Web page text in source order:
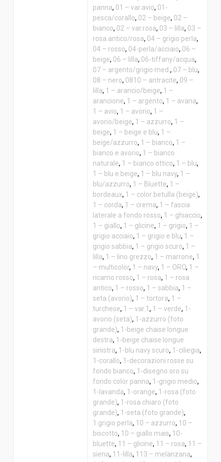
panna, 01 – var.avio, 01-
pesca/corallo, 02 – beige, 02 –
bianco, 02 – var.rosa, 03 – lilla, 03 –
rosa antico/rosa, 04 – grigio perla,
04 – rosso, 04-perla/acciaio, 06 –
beige, 06 – lilla, 06-tiffany/acqua,
07 – argento/grigio med. , 07 – blu,
08 – nero, 0810 – antracite, 09 –
lilla, 1 – arancio/beige, 1 –
arancione, 1 – argento, 1 – avana,
1 – avio, 1 – avorio, 1 –
avorio/beige, 1 – azzurro, 1 –
beige, 1 – beige e blu, 1 –
beige/azzurro, 1 – bianco, 1 –
bianco e avorio, 1 – bianco
naturale, 1 – bianco ottico, 1 – blu,
1 – blu e beige, 1 – blu navy, 1 –
blu/azzurro, 1 – Bluette, 1 –
bordeaux, 1 – color betulla (beige),
1 – corda, 1 – crema, 1 – fascia
laterale a fondo rosso, 1 – ghiaccio,
1 – giallo, 1 – glicine, 1 – grigio, 1 –
grigio acciaio, 1 – grigio e blu, 1 –
grigio sabbia, 1 – grigio scuro, 1 –
lilla, 1 – lino grezzo, 1 – marrone, 1
– multicolor, 1 – navy, 1 – ORO, 1 –
ricamo rosso, 1 – rosa, 1 – rosa
antico, 1 – rosso, 1 – sabbia, 1 –
seta (avorio), 1 – tortora, 1 –
turchese, 1 – var.1 , 1 – verde, 1-
avorio (seta), 1-azzurro (foto
grande), 1-beige chaise longue
destra, 1-beige chaise longue
sinistra, 1-blu navy scuro, 1-ciliegia,
1-corallo, 1-decorazioni rosse su
fondo bianco, 1-disegno oro su
fondo color panna, 1-grigio medio,
1-lavanda, 1-orange, 1-rosa (foto
grande), 1-rosa chiaro (foto
grande), 1-seta (foto grande),
1.grigio perla, 10 – azzurro, 10 –
biscotto, 10 – giallo mais, 10-
bluette, 11 – glicine, 11 – rosa, 11 –
siena, 11-lilla, 113 – melanzana,